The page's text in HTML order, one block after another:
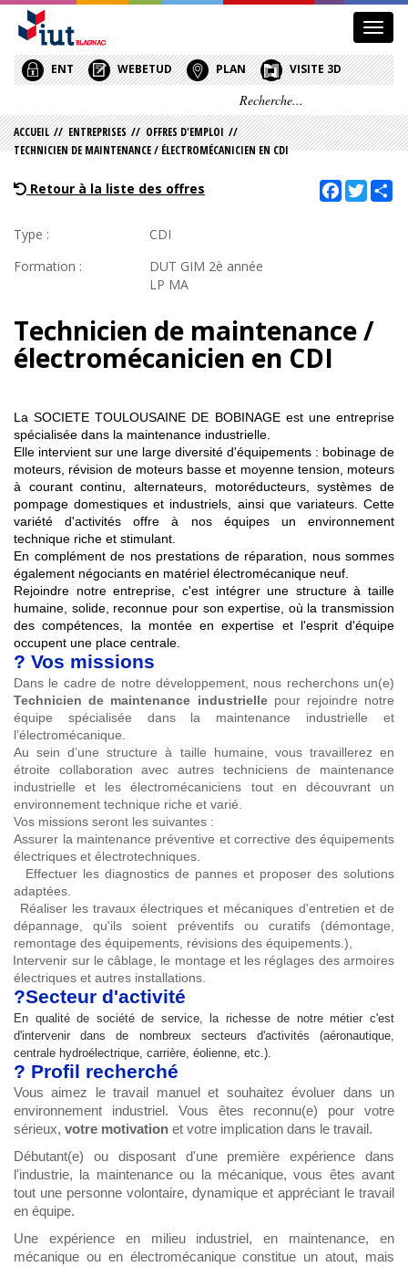
le
menu
ENT WEBETUD PLAN VISITE 3D
ACCUEIL // ENTREPRISES // OFFRES D'EMPLOI //
TECHNICIEN DE MAINTENANCE / ÉLECTROMÉCANICIEN EN CDI
Retour à la liste des offres Facebook
Type :
CDI
Formation :
DUT GIM 2è année
LP MA
Technicien de maintenance /
électromécanicien en CDI
La SOCIETE TOULOUSAINE DE BOBINAGE est une entreprise
spécialisée dans la maintenance industrielle.
Elle intervient sur une large diversité d'équipements : bobinage de
moteurs, révision de moteurs basse et moyenne tension, moteurs
à courant continu, alternateurs, motoréducteurs, systèmes de
pompage domestiques et industriels, ainsi que variateurs. Cette
variété d'activités offre à nos équipes un environnement
technique riche et stimulant.
En complément de nos prestations de réparation, nous sommes
également négociants en matériel électromécanique neuf.
Rejoindre notre entreprise, c'est intégrer une structure à taille
humaine, solide, reconnue pour son expertise, où la transmission
des compétences, la montée en expertise et l'esprit d'équipe
occupent une place centrale.
? Vos missions
Dans le cadre de notre développement, nous recherchons un(e)
Technicien de maintenance industriellepour rejoindre notre
équipe spécialisée dans la maintenance industrielle et
l’électromécanique.
Au sein d’une structure à taille humaine, vous travaillerez en
étroite collaboration avec autres techniciens de maintenance
industrielle et les électromécaniciens tout en découvrant un
environnement technique riche et varié.
Vos missions seront les suivantes :
Assurer la maintenance préventive et corrective des équipements
électriques et électrotechniques.
Effectuer les diagnostics de pannes et proposer des solutions
adaptées.
Réaliser les travaux électriques et mécaniques d'entretien et de
dépannage, qu'ils soient préventifs ou curatifs (démontage,
remontage des équipements, révisions des équipements.),
Intervenir sur le câblage, le montage et les réglages des armoires
électriques et autres installations.
?️Secteur d'activité
En qualité de société de service, la richesse de notre métier c'est
d'intervenir dans de nombreux secteurs d'activités (aéronautique,
centrale hydroélectrique, carrière, éolienne, etc.).
? Profil recherché
Vous aimez le travail manuel et souhaitez évoluer dans un
environnement industriel. Vous êtes reconnu(e) pour votre
sérieux, votre motivation et votre implication dans le travail.
Débutant(e) ou disposant d'une première expérience dans
l'industrie, la maintenance ou la mécanique, vous êtes avant
tout une personne volontaire, dynamique et appréciant le travail
en équipe.
Une expérience en milieu industriel, en maintenance, en
mécanique ou en électromécanique constitue un atout, mais